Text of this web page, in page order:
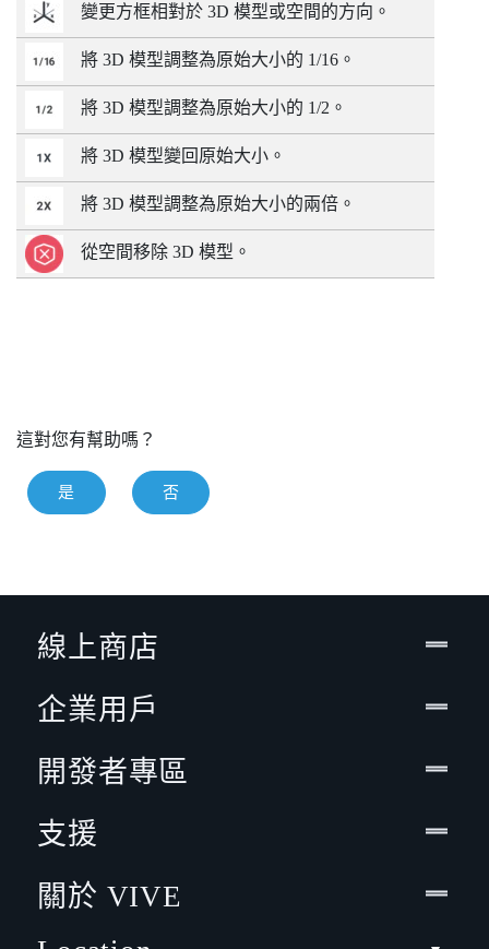
變更方框相對於 3D 模型或空間的方向。
將 3D 模型調整為原始大小的 1/16。
將 3D 模型調整為原始大小的 1/2。
將 3D 模型變回原始大小。
將 3D 模型調整為原始大小的兩倍。
從空間移除 3D 模型。
這對您有幫助嗎？
是 否
線上商店
企業用戶
開發者專區
支援
關於 VIVE